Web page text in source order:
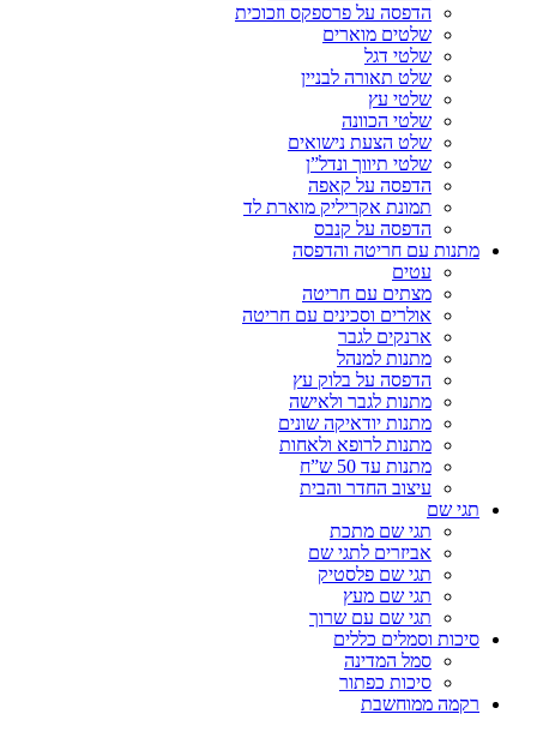
הדפסה על פרספקס וזכוכית
שלטים מוארים
שלטי דגל
שלט תאורה לבניין
שלטי עץ
שלטי הכוונה
שלט הצעת נישואים
שלטי תיווך ונדל”ן
הדפסה על קאפה
תמונת אקריליק מוארת לד
הדפסה על קנבס
מתנות עם חריטה והדפסה
עטים
מצתים עם חריטה
אולרים וסכינים עם חריטה
ארנקים לגבר
מתנות למנהל
הדפסה על בלוק עץ
מתנות לגבר ולאישה
מתנות יודאיקה שונים
מתנות לרופא ולאחות
מתנות עד 50 ש”ח
עיצוב החדר והבית
תגי שם
תגי שם מתכת
אביזרים לתגי שם
תגי שם פלסטיק
תגי שם מעץ
תגי שם עם שרוך
סיכות וסמלים כללים
סמל המדינה
סיכות כפתור
רקמה ממוחשבת